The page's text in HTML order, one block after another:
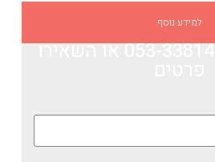
למידע נוסף
או השאירו